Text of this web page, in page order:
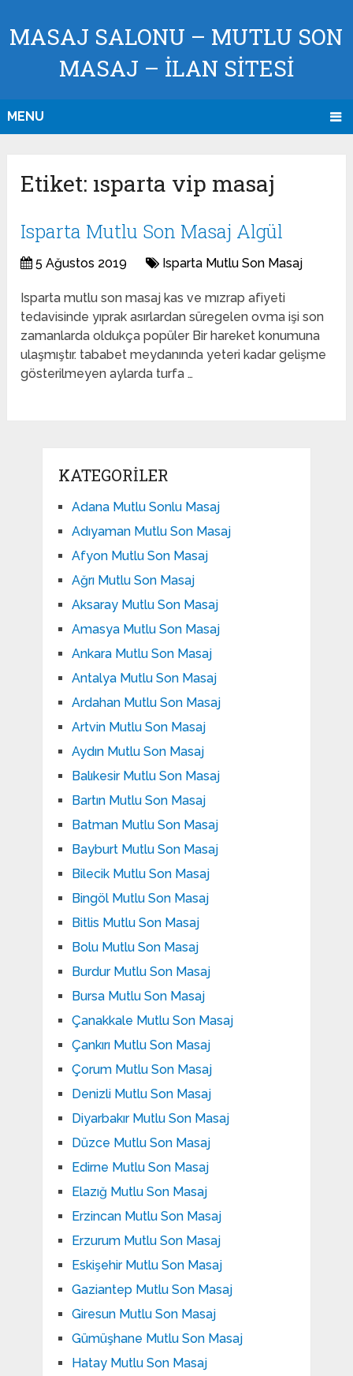
MASAJ SALONU – MUTLU SON
MASAJ – İLAN SİTESİ
MENU
Etiket: ısparta vip masaj
Isparta Mutlu Son Masaj Algül
5 Ağustos 2019 Isparta Mutlu Son Masaj
Isparta mutlu son masaj kas ve mızrap afiyeti
tedavisinde yıprak asırlardan süregelen ovma işi son
zamanlarda oldukça popüler Bir hareket konumuna
ulaşmıştır. tababet meydanında yeteri kadar gelişme
gösterilmeyen aylarda turfa …
KATEGORILER
Adana Mutlu Sonlu Masaj
Adıyaman Mutlu Son Masaj
Afyon Mutlu Son Masaj
Ağrı Mutlu Son Masaj
Aksaray Mutlu Son Masaj
Amasya Mutlu Son Masaj
Ankara Mutlu Son Masaj
Antalya Mutlu Son Masaj
Ardahan Mutlu Son Masaj
Artvin Mutlu Son Masaj
Aydın Mutlu Son Masaj
Balıkesir Mutlu Son Masaj
Bartın Mutlu Son Masaj
Batman Mutlu Son Masaj
Bayburt Mutlu Son Masaj
Bilecik Mutlu Son Masaj
Bingöl Mutlu Son Masaj
Bitlis Mutlu Son Masaj
Bolu Mutlu Son Masaj
Burdur Mutlu Son Masaj
Bursa Mutlu Son Masaj
Çanakkale Mutlu Son Masaj
Çankırı Mutlu Son Masaj
Çorum Mutlu Son Masaj
Denizli Mutlu Son Masaj
Diyarbakır Mutlu Son Masaj
Düzce Mutlu Son Masaj
Edirne Mutlu Son Masaj
Elazığ Mutlu Son Masaj
Erzincan Mutlu Son Masaj
Erzurum Mutlu Son Masaj
Eskişehir Mutlu Son Masaj
Gaziantep Mutlu Son Masaj
Giresun Mutlu Son Masaj
Gümüşhane Mutlu Son Masaj
Hatay Mutlu Son Masaj